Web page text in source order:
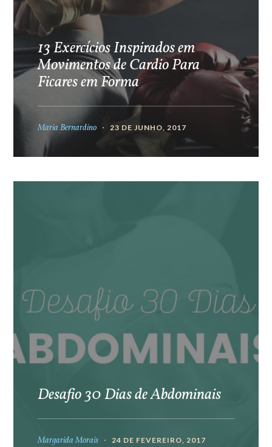
13 Exercícios Inspirados em
Movimentos de Cardio Para
Ficares em Forma
Maria Bernardino 23 DE JUNHO, 2017
Desafio 30 Dias de Abdominais
Margarida Morais 24 DE FEVEREIRO, 2017